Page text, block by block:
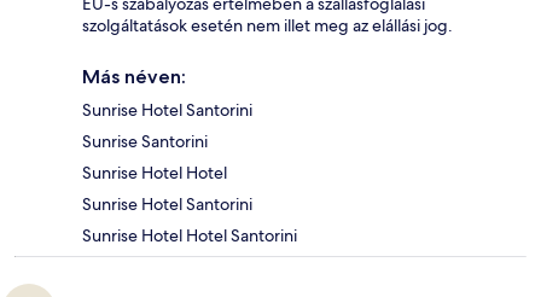
szolgáltatások esetén nem illet meg az elállási jog.
Más néven:
Sunrise Hotel Santorini
Sunrise Santorini
Sunrise Hotel Hotel
Sunrise Hotel Santorini
Sunrise Hotel Hotel Santorini